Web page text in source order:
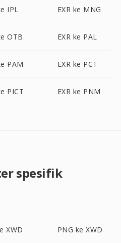
IPL EXR ke MNG
OTB EXR ke PAL
PAM EXR ke PCT
PICT EXR ke PNM
spesifik
XWD PNG ke XWD